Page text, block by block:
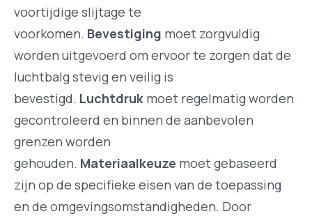
voortijdige slijtage te
voorkomen. Bevestiging moet zorgvuldig
worden uitgevoerd om ervoor te zorgen dat de
luchtbalg stevig en veilig is
bevestigd. Luchtdruk moet regelmatig worden
gecontroleerd en binnen de aanbevolen
grenzen worden
gehouden. Materiaalkeuze moet gebaseerd
zijn op de specifieke eisen van de toepassing
en de omgevingsomstandigheden. Door